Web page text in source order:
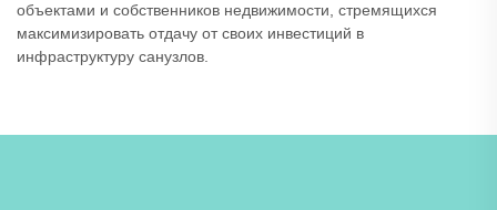
объектами и собственников недвижимости, стремящихся
максимизировать отдачу от своих инвестиций в
инфраструктуру санузлов.